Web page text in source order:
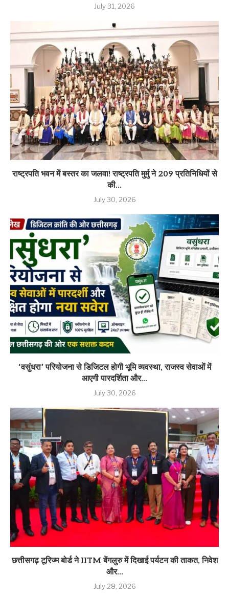
July 31, 2026
राष्ट्रपति भवन में बस्तर का जलवा! राष्ट्रपति मुर्मु ने 209 प्रतिनिधियों से
की...
July 30, 2026
‘वसुंधरा’ परियोजना से डिजिटल होगी भूमि व्यवस्था, राजस्व सेवाओं में
आएगी पारदर्शिता और...
July 30, 2026
छत्तीसगढ़ टूरिज्म बोर्ड ने IITM बेंगलुरु में दिखाई पर्यटन की ताकत, निवेश
और...
July 28, 2026